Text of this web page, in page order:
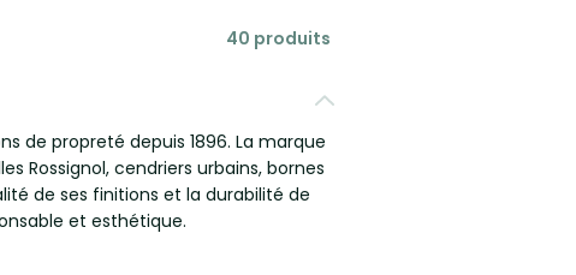
40 produits
de propreté depuis 1896. La marque
Rossignol, cendriers urbains, bornes
de ses finitions et la durabilité de
et esthétique.